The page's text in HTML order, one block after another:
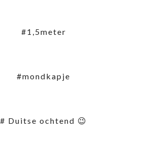
#1,5meter
#mondkapje
# Duitse ochtend 😉